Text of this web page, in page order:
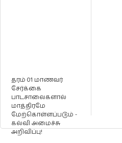
தரம் 01 மாணவர்
சேர்க்கை
பாடசாலைகளால்
மாத்திரமே
மேற்கொள்ளப்படும் -
கல்வி அமைச்சு
அறிவிப்பு!